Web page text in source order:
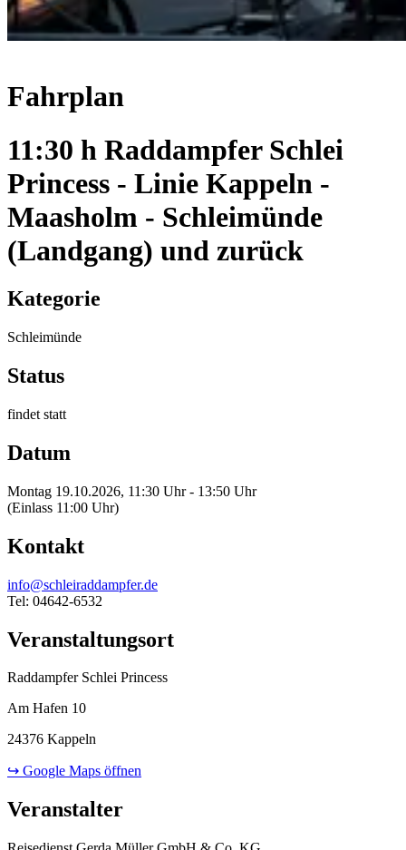
Fahrplan
11:30 h Raddampfer Schlei
Princess - Linie Kappeln -
Maasholm - Schleimünde
(Landgang) und zurück
Kategorie
Schleimünde
Status
findet statt
Datum
Montag 19.10.2026, 11:30 Uhr - 13:50 Uhr
(Einlass 11:00 Uhr)
Kontakt
info@schleiraddampfer.de
Tel: 04642-6532
Veranstaltungsort
Raddampfer Schlei Princess
Am Hafen 10
24376 Kappeln
↪ Google Maps öffnen
Veranstalter